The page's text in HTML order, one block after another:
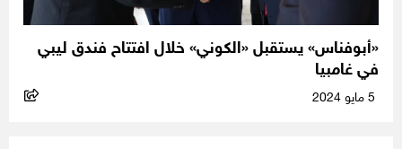
«أبوفناس» يستقبل «الكوني» خلال افتتاح فندق ليبي
في غامبيا